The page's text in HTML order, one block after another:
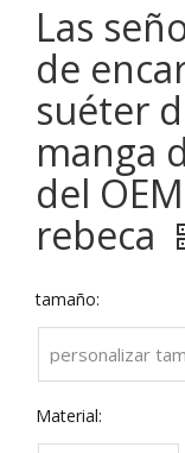
Las
de
suéter
manga
del
rebeca
tamaño:
personalizar
Material: